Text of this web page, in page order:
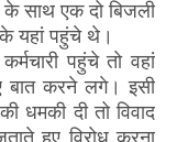
साथ एक दो बिजली
के यहां पहुंचे थे।
पहुंचे तो वहां
बात करने लगे। इसी
धमकी दी तो विवाद
हुए विरोध करना